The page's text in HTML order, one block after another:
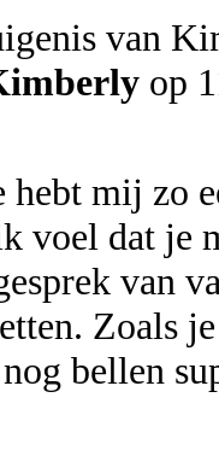
op
hebt mij zo
voel dat je
van
Zoals
bellen